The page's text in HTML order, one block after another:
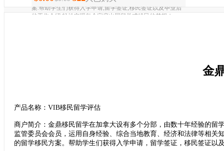
案.帮助学生们获得入学申请,留学签证,移民签证以及毕业后
的工作介绍,轻松实现每个家庭出国留学或移民的梦想！
金
产品名称：VIB移民留学评估
商户简介：金鼎移民留学在加拿大设有多个分部，由数十年经验的
监管委员会会员，运用自身经验、综合当地教育、经济和法律等相
的留学移民方案。帮助学生们获得入学申请，留学签证，移民签证以